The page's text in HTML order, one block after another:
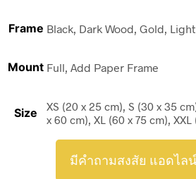
Frame Black, Dark Wood, Gold,
Mount Full, Add Paper Frame
Size
XS (20 x 25 cm), S (30 x 35
x 60 cm), XL (60 x 75 cm), XXL
มีคำถามสงสัย แอดไล